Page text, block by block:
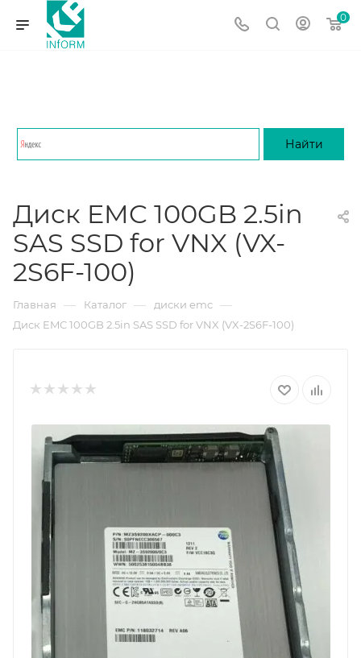
0
Диск EMC 100GB 2.5in
SAS SSD for VNX (VX-
2S6F-100)
Главная — Каталог — диски emc —
Диск EMC 100GB 2.5in SAS SSD for VNX (VX-2S6F-100)